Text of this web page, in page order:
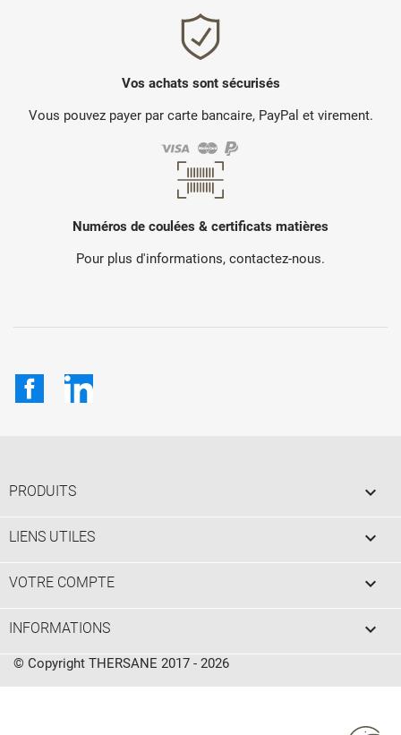
Vos achats sont sécurisés
Vous pouvez payer par carte bancaire, PayPal et virement.
Numéros de coulées & certificats matières
Pour plus d'informations, contactez-nous.
FacebookLinkedIn
PRODUITS 
LIENS UTILES 
VOTRE COMPTE 
INFORMATIONS keyboard_arrow_down
© Copyright THERSANE 2017 - 2026